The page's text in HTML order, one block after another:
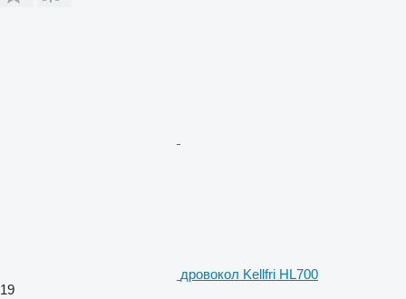
дровокол Kellfri HL700
19